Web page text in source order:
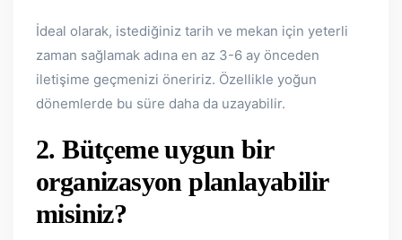
İdeal olarak, istediğiniz tarih ve mekan için yeterli
zaman sağlamak adına en az 3-6 ay önceden
iletişime geçmenizi öneririz. Özellikle yoğun
dönemlerde bu süre daha da uzayabilir.
2. Bütçeme uygun bir
organizasyon planlayabilir
misiniz?